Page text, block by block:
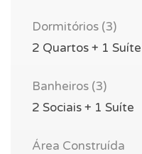
Dormitórios (3)
2 Quartos + 1 Suíte
Banheiros (3)
2 Sociais + 1 Suíte
Área Construída